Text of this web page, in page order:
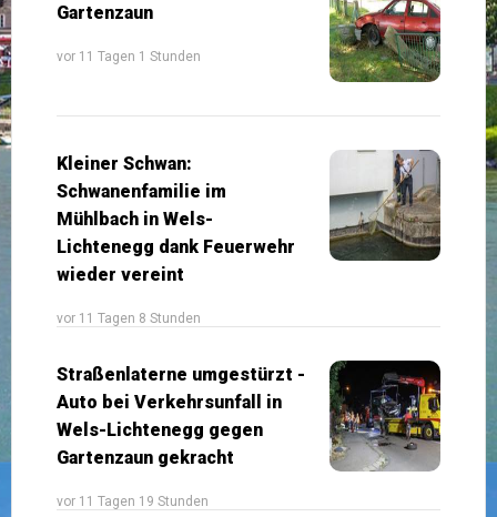
Gartenzaun
vor 11 Tagen 1 Stunden
Kleiner Schwan:
Schwanenfamilie im
Mühlbach in Wels-
Lichtenegg dank Feuerwehr
wieder vereint
vor 11 Tagen 8 Stunden
Straßenlaterne umgestürzt -
Auto bei Verkehrsunfall in
Wels-Lichtenegg gegen
Gartenzaun gekracht
vor 11 Tagen 19 Stunden